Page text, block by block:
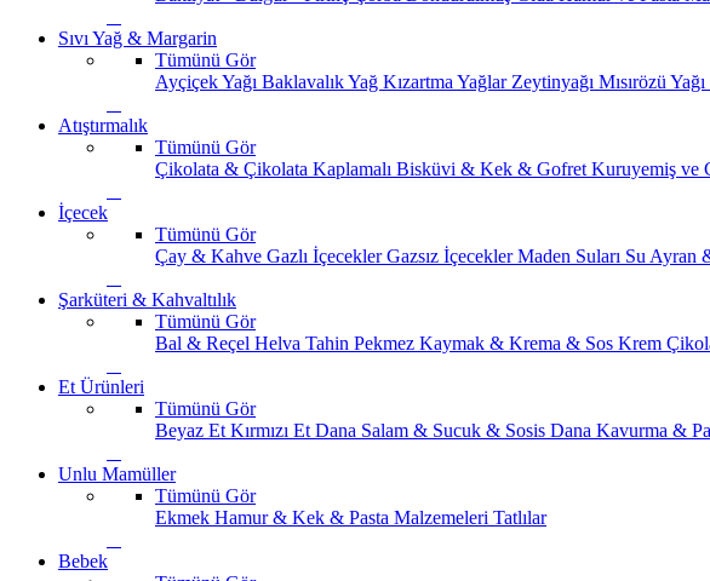
Sıvı Yağ & Margarin
Tümünü Gör
Ayçiçek Yağı Baklavalık Yağ Kızartma Yağlar Zeytinyağı Mısırözü Yağı
Atıştırmalık
Tümünü Gör
Çikolata & Çikolata Kaplamalı Bisküvi & Kek & Gofret Kuruyemiş ve
İçecek
Tümünü Gör
Çay & Kahve Gazlı İçeceklerGazsız İçeceklerMaden Suları Su Ayran
Şarküteri & Kahvaltılık
Tümünü Gör
Bal & Reçel Helva Tahin Pekmez Kaymak & Krema & Sos Krem
Et Ürünleri
Tümünü Gör
Beyaz Et Kırmızı Et Dana Salam & Sucuk & Sosis Dana Kavurma &
Unlu Mamüller
Tümünü Gör
Ekmek Hamur & Kek & Pasta Malzemeleri Tatlılar
Bebek